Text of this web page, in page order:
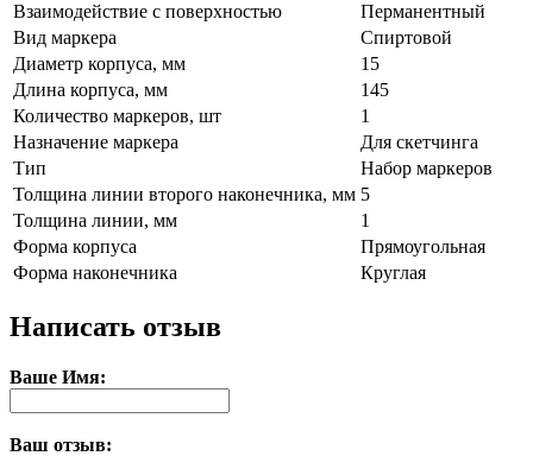
Взаимодействие с поверхностью
Перманентный
Вид маркера
Спиртовой
Диаметр корпуса, мм
15
Длина корпуса, мм
145
Количество маркеров, шт
1
Назначение маркера
Для скетчинга
Тип
Набор маркеров
Толщина линии второго наконечника, мм 5
Толщина линии, мм
1
Форма корпуса
Прямоугольная
Форма наконечника
Круглая
Написать отзыв
Ваше Имя:
Ваш отзыв: